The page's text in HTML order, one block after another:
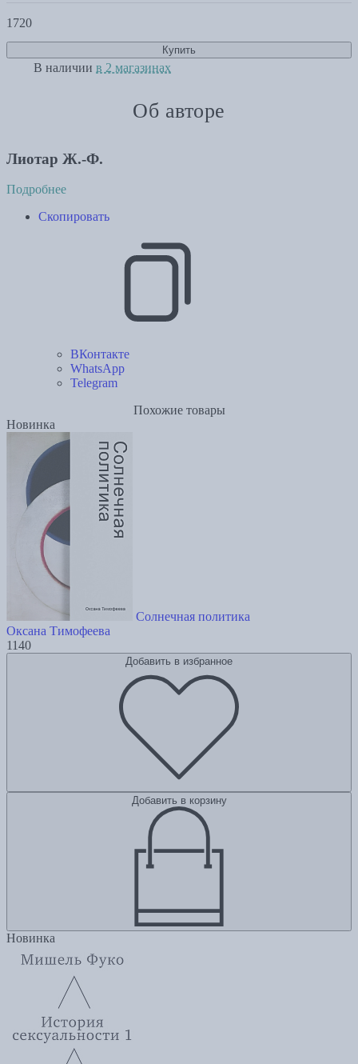
1720
Купить
В наличии в 2 магазинах
Об авторе
Лиотар Ж.-Ф.
Подробнее
Скопировать
ВКонтакте
WhatsApp
Telegram
Похожие товары
Новинка
Солнечная политика
Оксана Тимофеева
1140
Добавить в избранное
Добавить в корзину
Новинка